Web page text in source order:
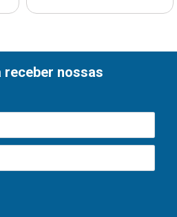
receber nossas